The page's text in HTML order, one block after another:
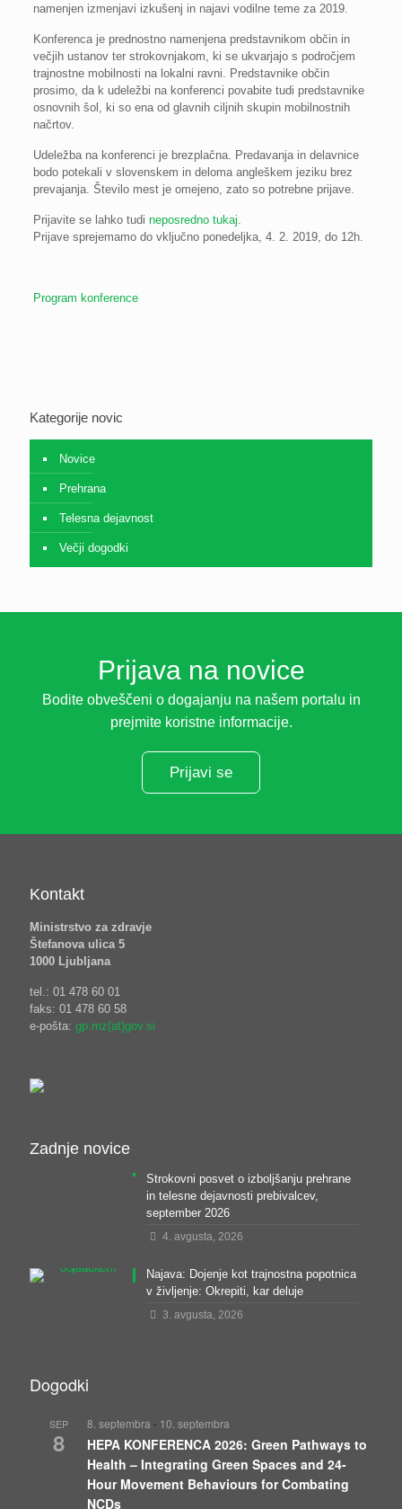
namenjen izmenjavi izkušenj in najavi vodilne teme za 2019.
Konferenca je prednostno namenjena predstavnikom občin in
večjih ustanov ter strokovnjakom, ki se ukvarjajo s področjem
trajnostne mobilnosti na lokalni ravni. Predstavnike občin
prosimo, da k udeležbi na konferenci povabite tudi predstavnike
osnovnih šol, ki so ena od glavnih ciljnih skupin mobilnostnih
načrtov.
Udeležba na konferenci je brezplačna. Predavanja in delavnice
bodo potekali v slovenskem in deloma angleškem jeziku brez
prevajanja. Število mest je omejeno, zato so potrebne prijave.
Prijavite se lahko tudi neposredno tukaj
Prijave sprejemamo do vključno ponedeljka, 4. 2. 2019, do 12h.
Program konference
Kategorije novic
Novice
Prehrana
Telesna dejavnost
Večji dogodki
Prijava na novice
Bodite obveščeni o dogajanju na našem portalu in
prejmite koristne informacije.
Prijavi se
Kontakt
Ministrstvo za zdravje
Štefanova ulica 5
1000 Ljubljana
tel.: 01 478 60 01
faks: 01 478 60 58
e-pošta: gp.mz(at)gov.si
Zadnje novice
Strokovni posvet o izboljšanju prehrane
in telesne dejavnosti prebivalcev,
september 2026
4. avgusta, 2026
Najava: Dojenje kot trajnostna popotnica
v življenje: Okrepiti, kar deluje
3. avgusta, 2026
Dogodki
SEP
8
8. septembra - 10. septembra
HEPA KONFERENCA 2026: Green Pathways to
Health – Integrating Green Spaces and 24-
Hour Movement Behaviours for Combating
NCDs